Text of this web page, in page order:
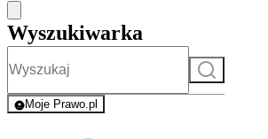
Wyszukiwarka
Szukaj
Moje Prawo.pl
- rejestracja i logowanie do serwisu